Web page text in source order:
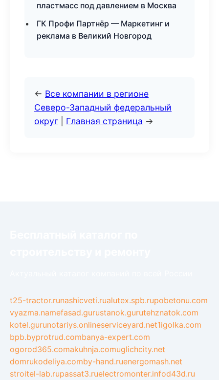
пластмасс под давлением в Москва
ГК Профи Партнёр — Маркетинг и
реклама в Великий Новгород
← Все компании в регионе
Северо-Западный федеральный
округ
Главная страница →
t25-tractor.runashicveti.rualutex.spb.rupobetonu.com
vyazma.namefasad.gurustanok.gurutehznatok.com
kotel.gurunotariys.onlineserviceyard.net1igolka.com
bpb.byprotrud.combanya-expert.com
ogorod365.comakuhnja.comuglichcity.net
domrukodeliya.comby-hand.ruenergomash.net
stroitel-lab.rupassat3.ruelectromonter.infod43d.ru